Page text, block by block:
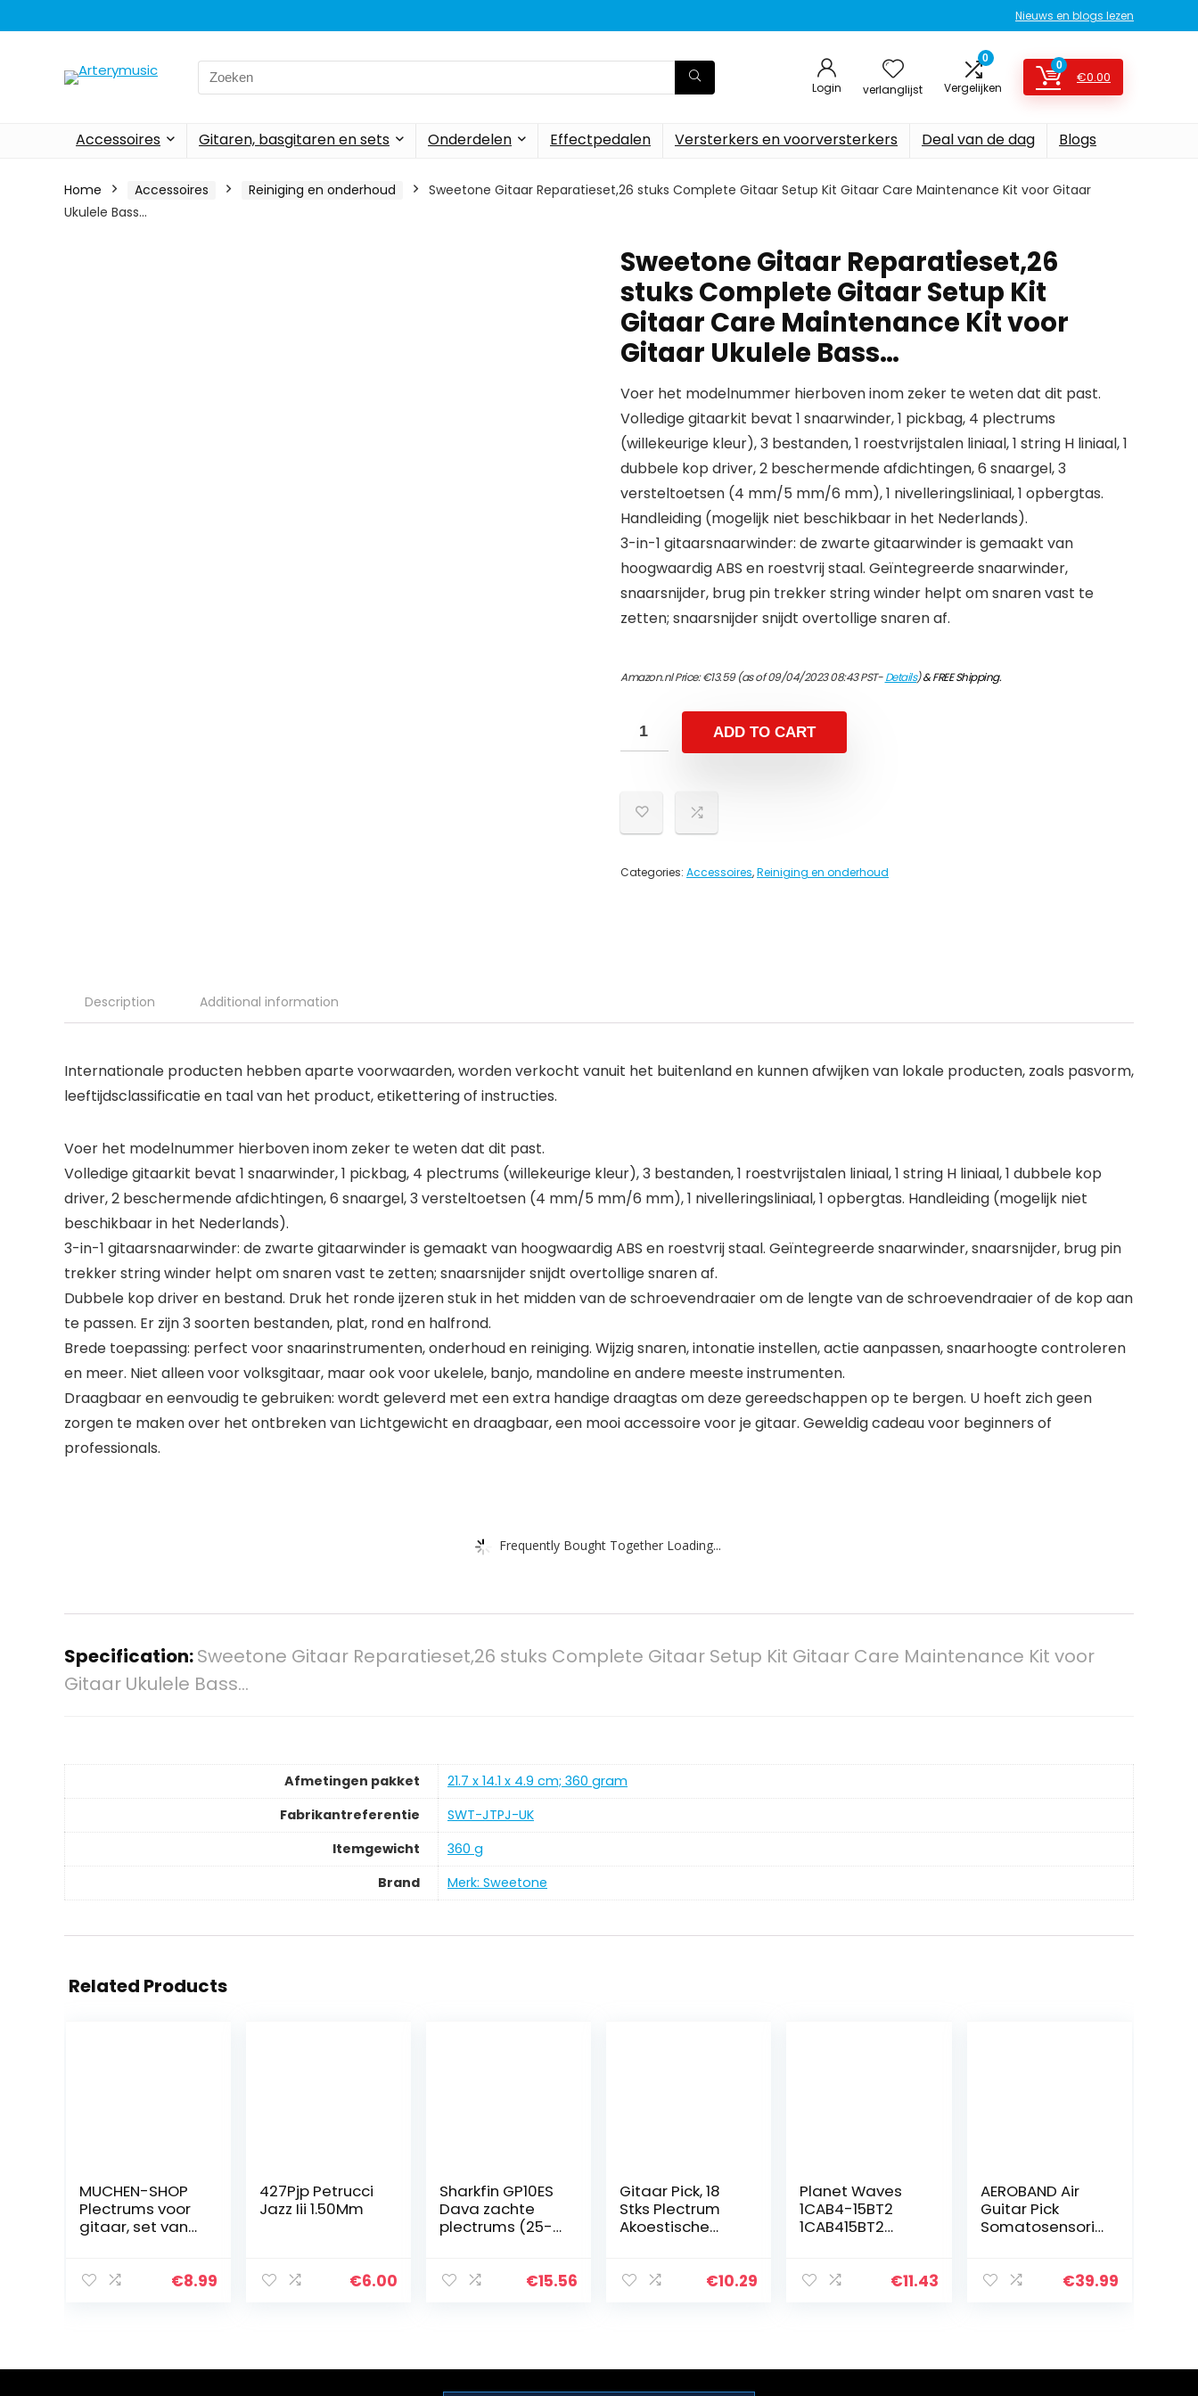
Nieuws en blogs lezen
Search
for:
Login verlanglijst
0
Vergelijken
0
€0.00
Accessoires Gitaren, basgitaren en sets Onderdelen Effectpedalen Versterkers en voorversterkers Deal van de dag Blogs
Home Accessoires Reiniging en onderhoud
Sweetone Gitaar Reparatieset,26 stuks Complete Gitaar Setup Kit Gitaar Care Maintenance Kit voor Gitaar
Ukulele Bass…
Sweetone Gitaar Reparatieset,26
stuks Complete Gitaar Setup Kit
Gitaar Care Maintenance Kit voor
Gitaar Ukulele Bass…
Voer het modelnummer hierboven inom zeker te weten dat dit past.
Volledige gitaarkit bevat 1 snaarwinder, 1 pickbag, 4 plectrums
(willekeurige kleur), 3 bestanden, 1 roestvrijstalen liniaal, 1 string H liniaal, 1
dubbele kop driver, 2 beschermende afdichtingen, 6 snaargel, 3
versteltoetsen (4 mm/5 mm/6 mm), 1 nivelleringsliniaal, 1 opbergtas.
Handleiding (mogelijk niet beschikbaar in het Nederlands).
3-in-1 gitaarsnaarwinder: de zwarte gitaarwinder is gemaakt van
hoogwaardig ABS en roestvrij staal. Geïntegreerde snaarwinder,
snaarsnijder, brug pin trekker string winder helpt om snaren vast te
zetten; snaarsnijder snijdt overtollige snaren af.
Amazon.nl Price:€13.59(as of 09/04/2023 08:43 PST-Details)&FREE Shipping.
ADD TO CART
Categories: Accessoires,Reiniging en onderhoud
Description Additional information
Internationale producten hebben aparte voorwaarden, worden verkocht vanuit het buitenland en kunnen afwijken van lokale producten, zoals pasvorm,
leeftijdsclassificatie en taal van het product, etikettering of instructies.
Voer het modelnummer hierboven inom zeker te weten dat dit past.
Volledige gitaarkit bevat 1 snaarwinder, 1 pickbag, 4 plectrums (willekeurige kleur), 3 bestanden, 1 roestvrijstalen liniaal, 1 string H liniaal, 1 dubbele kop
driver, 2 beschermende afdichtingen, 6 snaargel, 3 versteltoetsen (4 mm/5 mm/6 mm), 1 nivelleringsliniaal, 1 opbergtas. Handleiding (mogelijk niet
beschikbaar in het Nederlands).
3-in-1 gitaarsnaarwinder: de zwarte gitaarwinder is gemaakt van hoogwaardig ABS en roestvrij staal. Geïntegreerde snaarwinder, snaarsnijder, brug pin
trekker string winder helpt om snaren vast te zetten; snaarsnijder snijdt overtollige snaren af.
Dubbele kop driver en bestand. Druk het ronde ijzeren stuk in het midden van de schroevendraaier om de lengte van de schroevendraaier of de kop aan
te passen. Er zijn 3 soorten bestanden, plat, rond en halfrond.
Brede toepassing: perfect voor snaarinstrumenten, onderhoud en reiniging. Wijzig snaren, intonatie instellen, actie aanpassen, snaarhoogte controleren
en meer. Niet alleen voor volksgitaar, maar ook voor ukelele, banjo, mandoline en andere meeste instrumenten.
Draagbaar en eenvoudig te gebruiken: wordt geleverd met een extra handige draagtas om deze gereedschappen op te bergen. U hoeft zich geen
zorgen te maken over het ontbreken van Lichtgewicht en draagbaar, een mooi accessoire voor je gitaar. Geweldig cadeau voor beginners of
professionals.
Frequently Bought Together Loading...
Specification:Sweetone Gitaar Reparatieset,26 stuks Complete Gitaar Setup Kit Gitaar Care Maintenance Kit voor
Gitaar Ukulele Bass…
Afmetingen pakket
‎21.7 x 14.1 x 4.9 cm; 360 gram
Fabrikantreferentie
‎SWT-JTPJ-UK
Itemgewicht
‎360 g
Brand
Merk: Sweetone
Related Products
MUCHEN-SHOP
Plectrums voor
gitaar, set van
akoestische
€8.99
427Pjp Petrucci
Jazz Iii 1.50Mm
€6.00
Sharkfin GP10ES
Dava zachte
plectrums (25-
€15.56
Gitaar Pick, 18
Stks Plectrum
Akoestische
Originele Geluid
€10.29
Planet Waves
1CAB4-15BT2
1CAB415BT2
Pick Tins Stripes
€11.43
AEROBAND Air
Guitar Pick
Somatosensoris
nt imiteert de
€39.99